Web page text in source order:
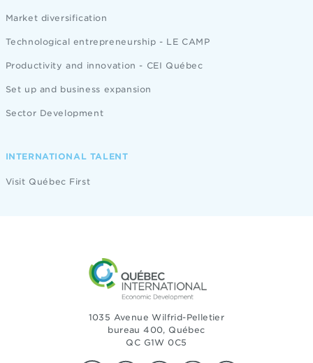
Market diversification
Technological entrepreneurship - LE CAMP
Productivity and innovation - CEI Québec
Set up and business expansion
Sector Development
INTERNATIONAL TALENT
Visit Québec First
1035 Avenue Wilfrid-Pelletier
bureau 400, Québec
QC G1W 0C5